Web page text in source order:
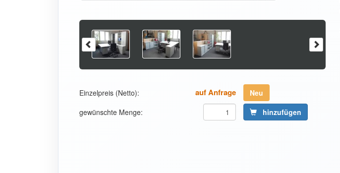
Einzelpreis (Netto): auf Anfrage
Neu
gewünschte Menge:
hinzufügen